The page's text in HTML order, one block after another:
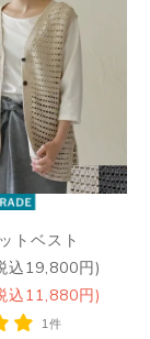
トベスト
込19,800円)
込11,880円)
1件